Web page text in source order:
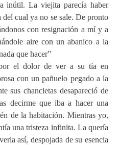
inútil. La viejita parecía haber
del cual ya no se sale. De pronto
con resignación a mí y a
aire con un abanico a la
que hacer”
el dolor de ver a su tía en
con un pañuelo pegado a la
sus chancletas desapareció de
decirme que iba a hacer una
de la habitación. Mientras yo,
una tristeza infinita. La quería
así, despojada de su esencia